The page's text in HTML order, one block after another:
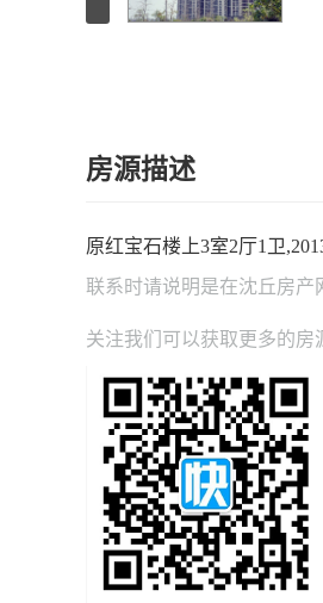
房源描述
原红宝石楼上3室2厅1卫
联系时请说明是在沈丘房产
关注我们可以获取更多的房